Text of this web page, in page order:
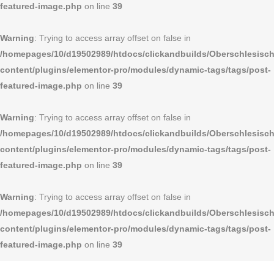
featured-image.php on line 39
Warning: Trying to access array offset on false in
/homepages/10/d19502989/htdocs/clickandbuilds/
content/plugins/elementor-pro/modules/dynamic-tags/tags/post-
featured-image.php on line 39
Warning: Trying to access array offset on false in
/homepages/10/d19502989/htdocs/clickandbuilds/
content/plugins/elementor-pro/modules/dynamic-tags/tags/post-
featured-image.php on line 39
Warning: Trying to access array offset on false in
/homepages/10/d19502989/htdocs/clickandbuilds/
content/plugins/elementor-pro/modules/dynamic-tags/tags/post-
featured-image.php on line 39